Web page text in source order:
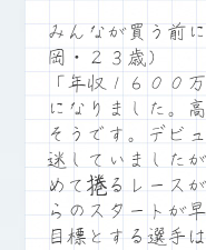
みんなが買う前
岡・２３歳）
「年収１６００
になりました。
そうです。デビ
迷していました
めて捲るレース
らのスタートが
目標とする選手